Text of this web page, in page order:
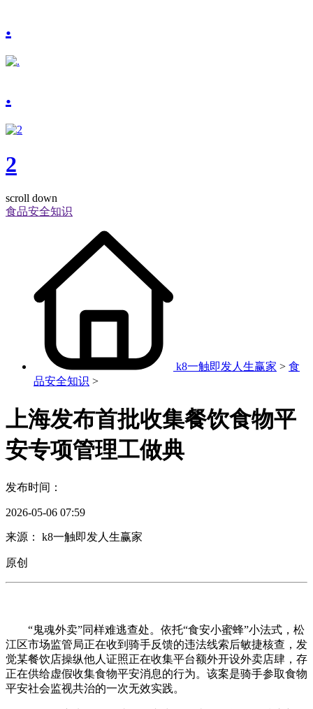
.
.
2
scroll down
食品安全知识
k8一触即发人生赢家 > 食
品安全知识 >
上海发布首批收集餐饮食物平
安专项管理工做典
发布时间：
2026-05-06 07:59
来源： k8一触即发人生赢家
原创
“鬼魂外卖”同样难逃查处。依托“食安小蜜蜂”小法式，松
江区市场监管局正在收到骑手反馈的违法线索后敏捷核查，发
觉某餐饮店操纵他人证照正在收集平台额外开设外卖店肆，存
正在供给虚假收集食物平安消息的行为。该案是骑手参取食物
平安社会监视共治的一次无效实践。